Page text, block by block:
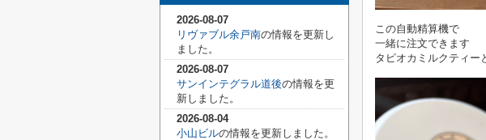
この自動精算機で
一緒に注文できます
タピオカミルクティー
2026-08-07
リヴァブル余戸南の情報を更新し
ました。
2026-08-07
サンインテグラル道後の情報を更
新しました。
2026-08-04
小山ビルの情報を更新しました。